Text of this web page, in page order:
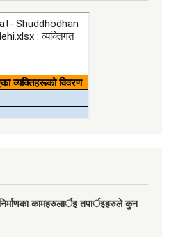
कामहरुलार्इ तपार्इहरुले कुन